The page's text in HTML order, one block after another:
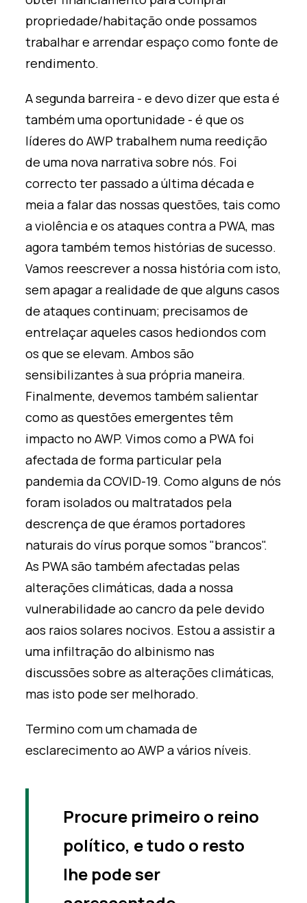
propriedade/habitação onde possamos
trabalhar e arrendar espaço como fonte de
rendimento.
A segunda barreira - e devo dizer que esta é
também uma oportunidade - é que os
líderes do AWP trabalhem numa reedição
de uma nova narrativa sobre nós. Foi
correcto ter passado a última década e
meia a falar das nossas questões, tais como
a violência e os ataques contra a PWA, mas
agora também temos histórias de sucesso.
Vamos reescrever a nossa história com isto,
sem apagar a realidade de que alguns casos
de ataques continuam; precisamos de
entrelaçar aqueles casos hediondos com
os que se elevam. Ambos são
sensibilizantes à sua própria maneira.
Finalmente, devemos também salientar
como as questões emergentes têm
impacto no AWP. Vimos como a PWA foi
afectada de forma particular pela
pandemia da COVID-19. Como alguns de nós
foram isolados ou maltratados pela
descrença de que éramos portadores
naturais do vírus porque somos "brancos".
As PWA são também afectadas pelas
alterações climáticas, dada a nossa
vulnerabilidade ao cancro da pele devido
aos raios solares nocivos. Estou a assistir a
uma infiltração do albinismo nas
discussões sobre as alterações climáticas,
mas isto pode ser melhorado.
Termino com umchamada de
esclarecimento ao AWP a vários níveis.
Procure primeiro o reino
político, e tudo o resto
lhe pode ser